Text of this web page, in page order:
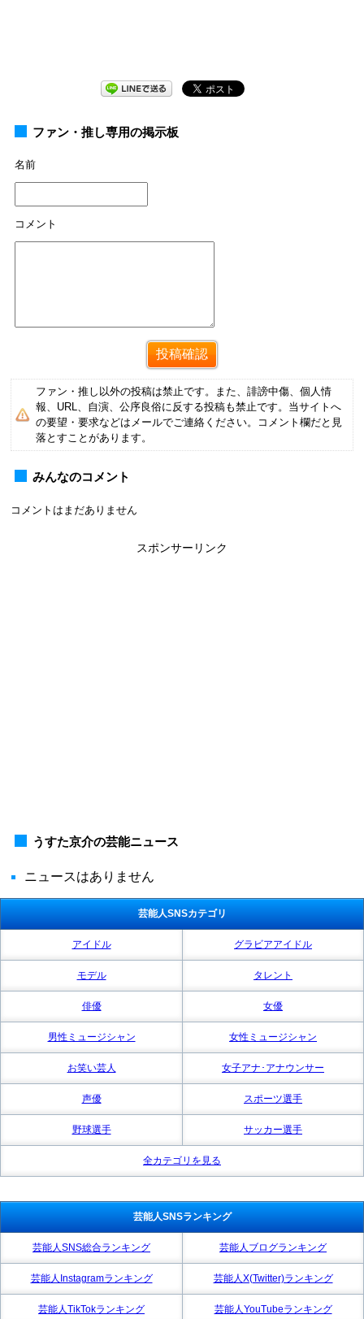
ファン・推し専用の掲示板
名前
コメント
ファン・推し以外の投稿は禁止です。また、誹謗中傷、個人情
報、URL、自演、公序良俗に反する投稿も禁止です。当サイトへ
の要望・要求などはメールでご連絡ください。コメント欄だと見
落とすことがあります。
みんなのコメント
コメントはまだありません
スポンサーリンク
うすた京介の芸能ニュース
ニュースはありません
芸能人SNSカテゴリ
アイドル グラビアアイドル
モデル タレント
俳優 女優
男性ミュージシャン 女性ミュージシャン
お笑い芸人 女子アナ･アナウンサー
声優 スポーツ選手
野球選手 サッカー選手
全カテゴリを見る
芸能人SNSランキング
芸能人SNS総合ランキング 芸能人ブログランキング
芸能人Instagramランキング 芸能人X(Twitter)ランキング
芸能人TikTokランキング 芸能人YouTubeランキング